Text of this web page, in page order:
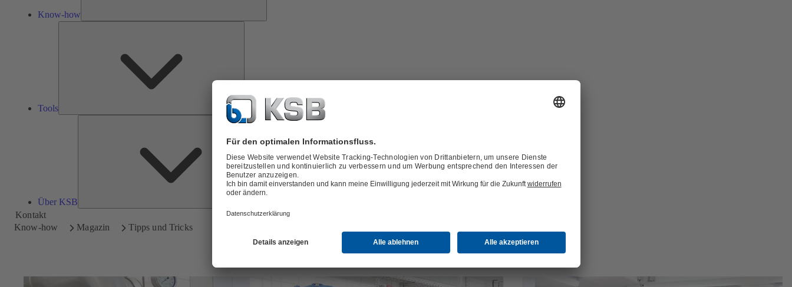
Know-how
Tools
Über KSB
Über
Kontakt
Know-how
Magazin Tipps und Tricks